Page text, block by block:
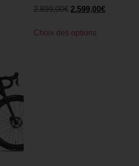
2.899,00€ 2.599,00€
Choix des options